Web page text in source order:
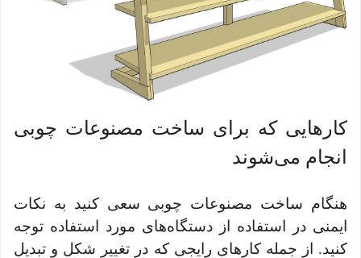
کارهایی که برای ساخت مصنوعات چوبی
انجام می‌شوند
هنگام ساخت مصنوعات چوبی سعی کنید به نکات
ایمنی در استفاده از دستگاه‌های مورد استفاده توجه
کنید. از جمله کارهای رایجی که در تغییر شکل و تبدیل